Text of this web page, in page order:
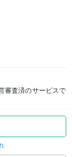
審査済のサービスで